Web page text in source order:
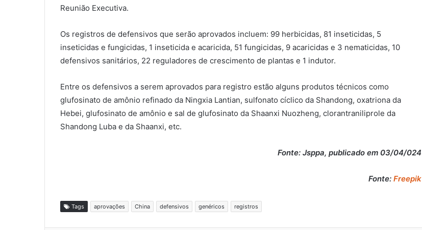
Reunião Executiva.
Os registros de defensivos que serão aprovados incluem: 99 herbicidas, 81 inseticidas, 5
inseticidas e fungicidas, 1 inseticida e acaricida, 51 fungicidas, 9 acaricidas e 3 nematicidas, 10
defensivos sanitários, 22 reguladores de crescimento de plantas e 1 indutor.
Entre os defensivos a serem aprovados para registro estão alguns produtos técnicos como
glufosinato de amônio refinado da Ningxia Lantian, sulfonato cíclico da Shandong, oxatriona da
Hebei, glufosinato de amônio e sal de glufosinato da Shaanxi Nuozheng, clorantraniliprole da
Shandong Luba e da Shaanxi, etc.
Fonte: Jsppa, publicado em 03/04/024
Fonte: Freepik
Tags aprovações China defensivos genéricos registros